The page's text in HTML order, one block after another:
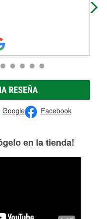
RESEÑA
Google Facebook
en la tienda!